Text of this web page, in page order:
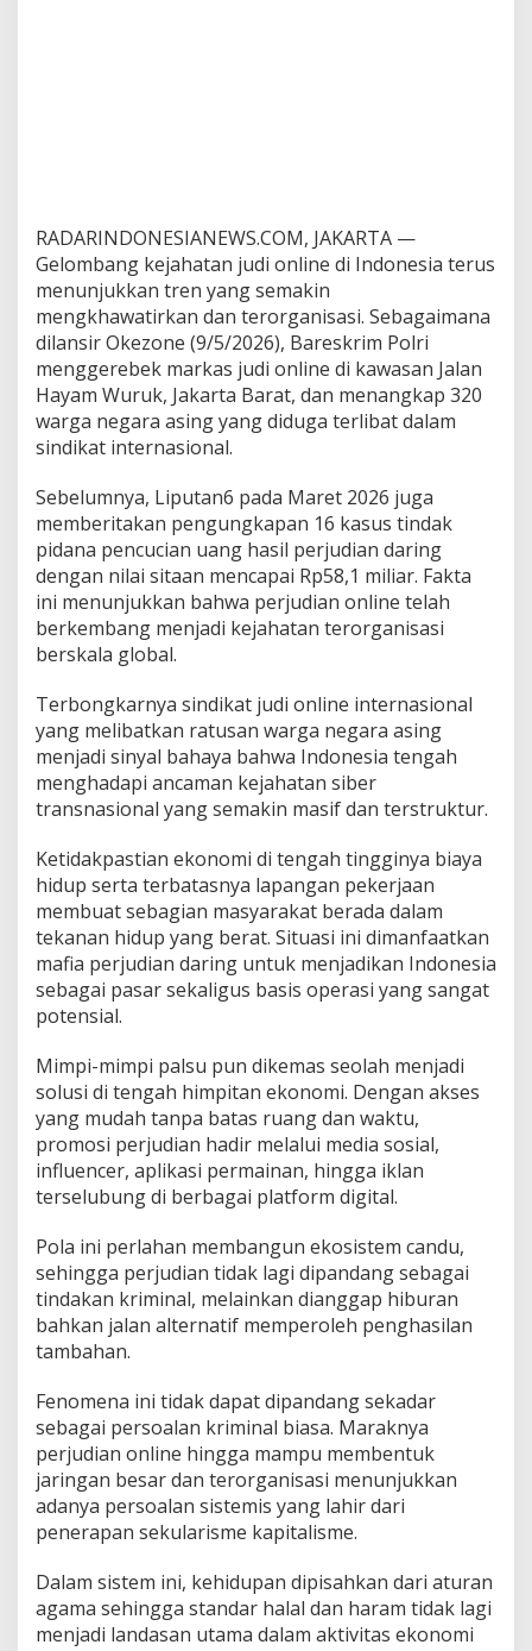
RADARINDONESIANEWS.COM, JAKARTA —
Gelombang kejahatan judi online di Indonesia terus
menunjukkan tren yang semakin
mengkhawatirkan dan terorganisasi. Sebagaimana
dilansir Okezone (9/5/2026), Bareskrim Polri
menggerebek markas judi online di kawasan Jalan
Hayam Wuruk, Jakarta Barat, dan menangkap 320
warga negara asing yang diduga terlibat dalam
sindikat internasional.
Sebelumnya, Liputan6 pada Maret 2026 juga
memberitakan pengungkapan 16 kasus tindak
pidana pencucian uang hasil perjudian daring
dengan nilai sitaan mencapai Rp58,1 miliar. Fakta
ini menunjukkan bahwa perjudian online telah
berkembang menjadi kejahatan terorganisasi
berskala global.
Terbongkarnya sindikat judi online internasional
yang melibatkan ratusan warga negara asing
menjadi sinyal bahaya bahwa Indonesia tengah
menghadapi ancaman kejahatan siber
transnasional yang semakin masif dan terstruktur.
Ketidakpastian ekonomi di tengah tingginya biaya
hidup serta terbatasnya lapangan pekerjaan
membuat sebagian masyarakat berada dalam
tekanan hidup yang berat. Situasi ini dimanfaatkan
mafia perjudian daring untuk menjadikan Indonesia
sebagai pasar sekaligus basis operasi yang sangat
potensial.
Mimpi-mimpi palsu pun dikemas seolah menjadi
solusi di tengah himpitan ekonomi. Dengan akses
yang mudah tanpa batas ruang dan waktu,
promosi perjudian hadir melalui media sosial,
influencer, aplikasi permainan, hingga iklan
terselubung di berbagai platform digital.
Pola ini perlahan membangun ekosistem candu,
sehingga perjudian tidak lagi dipandang sebagai
tindakan kriminal, melainkan dianggap hiburan
bahkan jalan alternatif memperoleh penghasilan
tambahan.
Fenomena ini tidak dapat dipandang sekadar
sebagai persoalan kriminal biasa. Maraknya
perjudian online hingga mampu membentuk
jaringan besar dan terorganisasi menunjukkan
adanya persoalan sistemis yang lahir dari
penerapan sekularisme kapitalisme.
Dalam sistem ini, kehidupan dipisahkan dari aturan
agama sehingga standar halal dan haram tidak lagi
menjadi landasan utama dalam aktivitas ekonomi